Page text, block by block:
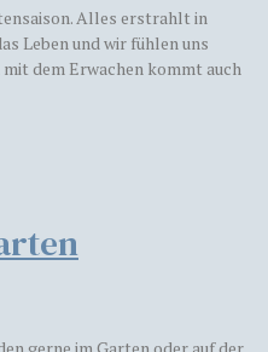
Alles erstrahlt in
Leben und wir fühlen uns
dem Erwachen kommt auch